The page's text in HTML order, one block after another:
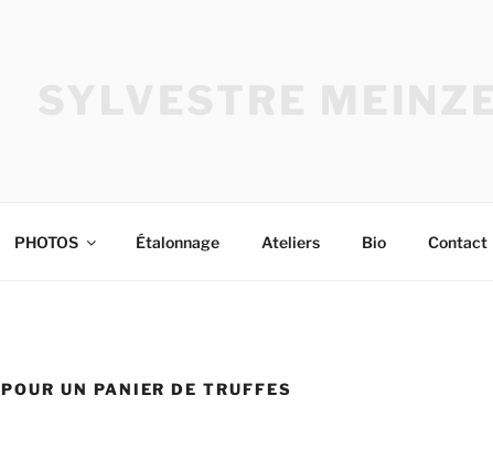
PHOTOS Étalonnage Ateliers Bio Contact
POUR UN PANIER DE TRUFFES